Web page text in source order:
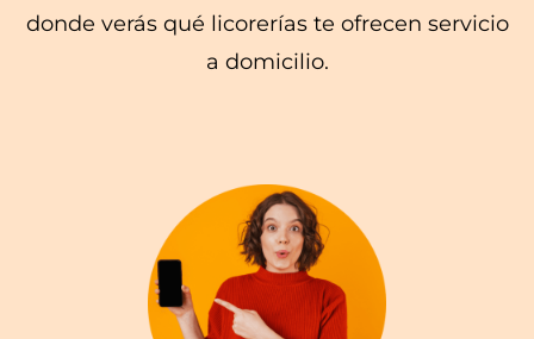
donde verás qué licorerías te ofrecen servicio
a domicilio.